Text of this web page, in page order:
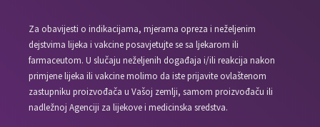
Za obavijesti o indikacijama, mjerama opreza i neželjenim
dejstvima lijeka i vakcine posavjetujte se sa ljekarom ili
farmaceutom. U slučaju neželjenih događaja i/ili reakcija nakon
primjene lijeka ili vakcine molimo da iste prijavite ovlaštenom
zastupniku proizvođača u Vašoj zemlji, samom proizvođaču ili
nadležnoj Agenciji za lijekove i medicinska sredstva.